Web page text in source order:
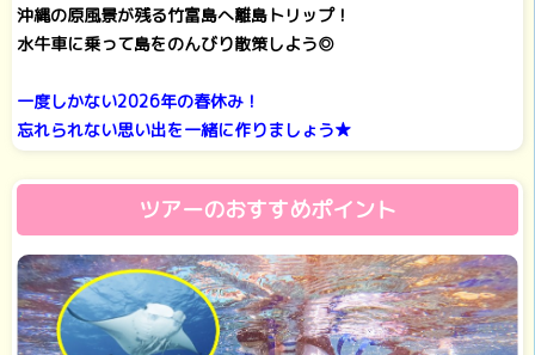
沖縄の原風景が残る竹富島へ離島トリップ！
水牛車に乗って島をのんびり散策しよう◎
一度しかない2026年の春休み！
忘れられない思い出を一緒に作りましょう★
ツアーのおすすめポイント